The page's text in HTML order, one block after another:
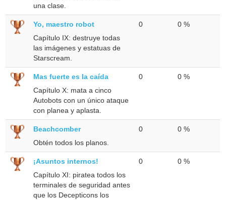
una clase.
Yo, maestro robot
Capítulo IX: destruye todas
las imágenes y estatuas de
Starscream.
0 0 %
Mas fuerte es la caída
Capítulo X: mata a cinco
Autobots con un único ataque
con planea y aplasta.
0 0 %
Beachcomber
Obtén todos los planos.
0 0 %
¡Asuntos internos!
Capítulo XI: piratea todos los
terminales de seguridad antes
que los Decepticons los
0 0 %